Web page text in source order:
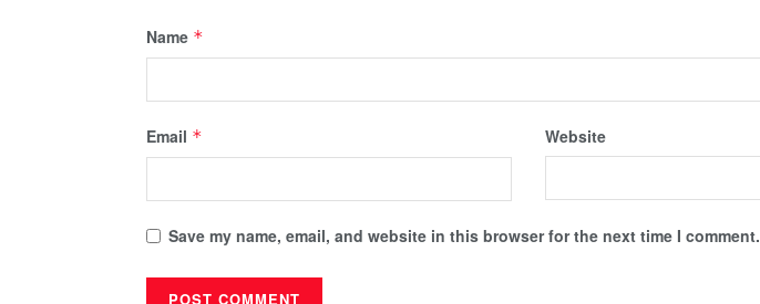
Name *
Email * Website
Save my name, email, and website in this browser for the next time I comment.